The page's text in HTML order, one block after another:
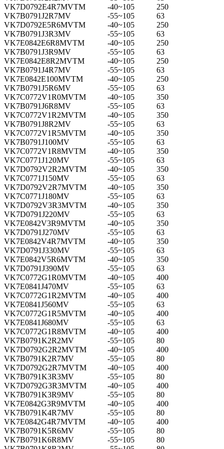
VK7D0792E4R7MVTM
-40~105
250
VK7B0791J2R7MV
-55~105
63
VK7D0792E5R6MVTM
-40~105
250
VK7B0791J3R3MV
-55~105
63
VK7E0842E6R8MVTM
-40~105
250
VK7B0791J3R9MV
-55~105
63
VK7E0842E8R2MVTM
-40~105
250
VK7B0791J4R7MV
-55~105
63
VK7E0842E100MVTM
-40~105
250
VK7B0791J5R6MV
-55~105
63
VK7C0772V1R0MVTM
-40~105
350
VK7B0791J6R8MV
-55~105
63
VK7C0772V1R2MVTM
-40~105
350
VK7B0791J8R2MV
-55~105
63
VK7C0772V1R5MVTM
-40~105
350
VK7B0791J100MV
-55~105
63
VK7C0772V1R8MVTM
-40~105
350
VK7C0771J120MV
-55~105
63
VK7D0792V2R2MVTM
-40~105
350
VK7C0771J150MV
-55~105
63
VK7D0792V2R7MVTM
-40~105
350
VK7C0771J180MV
-55~105
63
VK7D0792V3R3MVTM
-40~105
350
VK7D0791J220MV
-55~105
63
VK7E0842V3R9MVTM
-40~105
350
VK7D0791J270MV
-55~105
63
VK7E0842V4R7MVTM
-40~105
350
VK7D0791J330MV
-55~105
63
VK7E0842V5R6MVTM
-40~105
350
VK7D0791J390MV
-55~105
63
VK7C0772G1R0MVTM
-40~105
400
VK7E0841J470MV
-55~105
63
VK7C0772G1R2MVTM
-40~105
400
VK7E0841J560MV
-55~105
63
VK7C0772G1R5MVTM
-40~105
400
VK7E0841J680MV
-55~105
63
VK7C0772G1R8MVTM
-40~105
400
VK7B0791K2R2MV
-55~105
80
VK7D0792G2R2MVTM
-40~105
400
VK7B0791K2R7MV
-55~105
80
VK7D0792G2R7MVTM
-40~105
400
VK7B0791K3R3MV
-55~105
80
VK7D0792G3R3MVTM
-40~105
400
VK7B0791K3R9MV
-55~105
80
VK7E0842G3R9MVTM
-40~105
400
VK7B0791K4R7MV
-55~105
80
VK7E0842G4R7MVTM
-40~105
400
VK7B0791K5R6MV
-55~105
80
VK7B0791K6R8MV
-55~105
80